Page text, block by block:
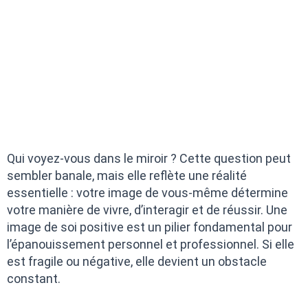
Qui voyez-vous dans le miroir ? Cette question peut
sembler banale, mais elle reflète une réalité
essentielle : votre image de vous-même détermine
votre manière de vivre, d’interagir et de réussir. Une
image de soi positive est un pilier fondamental pour
l’épanouissement personnel et professionnel. Si elle
est fragile ou négative, elle devient un obstacle
constant.